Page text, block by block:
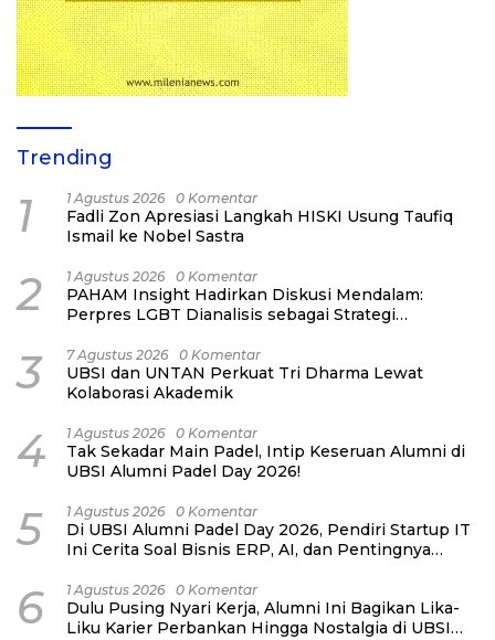
Trending
1 1 Agustus 2026 0 Komentar
Fadli Zon Apresiasi Langkah HISKI Usung Taufiq
Ismail ke Nobel Sastra
2 1 Agustus 2026 0 Komentar
PAHAM Insight Hadirkan Diskusi Mendalam:
Perpres LGBT Dianalisis sebagai Strategi
3 7 Agustus 2026 0 Komentar
UBSI dan UNTAN Perkuat Tri Dharma Lewat
Kolaborasi Akademik
4 1 Agustus 2026 0 Komentar
Tak Sekadar Main Padel, Intip Keseruan Alumni di
UBSI Alumni Padel Day 2026!
5 1 Agustus 2026 0 Komentar
Di UBSI Alumni Padel Day 2026, Pendiri Startup IT
Ini Cerita Soal Bisnis ERP, AI, dan Pentingnya
6 1 Agustus 2026 0 Komentar
Dulu Pusing Nyari Kerja, Alumni Ini Bagikan Lika-
Liku Karier Perbankan Hingga Nostalgia di UBSI